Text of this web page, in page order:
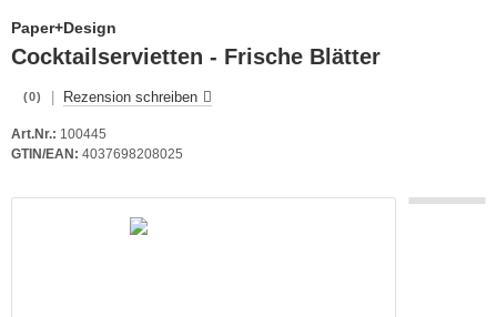
Paper+Design
Cocktailservietten - Frische Blätter
(0) Rezension schreiben
Art.Nr.: 100445
GTIN/EAN: 4037698208025